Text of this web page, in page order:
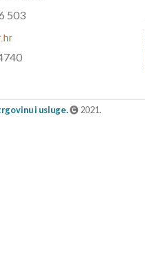
503
i usluge. 2021.